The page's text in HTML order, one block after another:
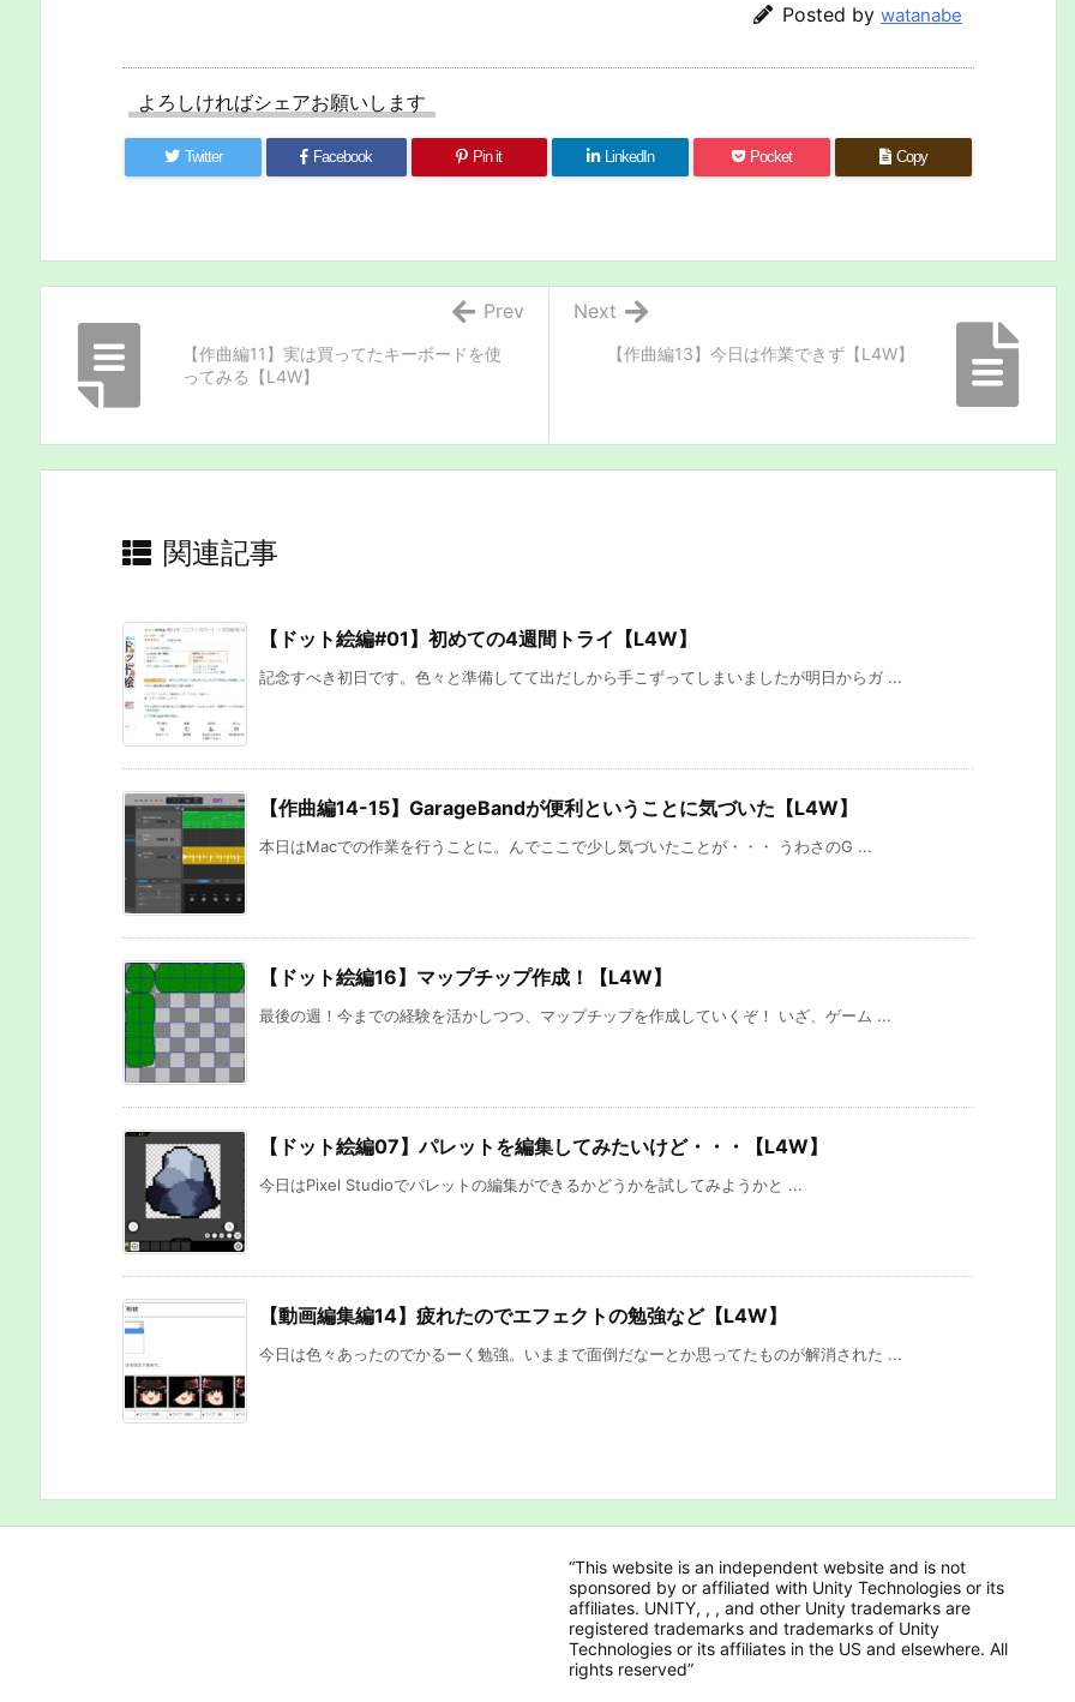
Posted by watanabe
よろしければシェアお願いします
Twitter Facebook Pin it LinkedIn Pocket Copy
【作曲編13】今日は作業できず【L4W】
Next
【作曲編11】実は買ってたキーボードを使
ってみる【L4W】
Prev
関連記事
【ドット絵編#01】初めての4週間トライ【L4W】
記念すべき初日です。色々と準備してて出だしから手こずってしまいましたが明日からガ ...
【作曲編14-15】GarageBandが便利ということに気づいた【L4W】
本日はMacでの作業を行うことに。んでここで少し気づいたことが・・・ うわさのG ...
【ドット絵編16】マップチップ作成！【L4W】
最後の週！今までの経験を活かしつつ、マップチップを作成していくぞ！ いざ、ゲーム ...
【ドット絵編07】パレットを編集してみたいけど・・・【L4W】
今日はPixel Studioでパレットの編集ができるかどうかを試してみようかと ...
【動画編集編14】疲れたのでエフェクトの勉強など【L4W】
今日は色々あったのでかるーく勉強。いままで面倒だなーとか思ってたものが解消された ...
“This website is an independent website and is not
sponsored by or affiliated with Unity Technologies or its
affiliates. UNITY, , , and other Unity trademarks are
registered trademarks and trademarks of Unity
Technologies or its affiliates in the US and elsewhere. All
rights reserved”